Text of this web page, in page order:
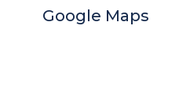
Google Maps